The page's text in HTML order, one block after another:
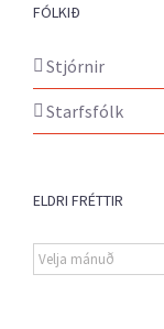
FÓLKIÐ
Stjórnir
Starfsfólk
ELDRI FRÉTTIR
Eldri
fréttir